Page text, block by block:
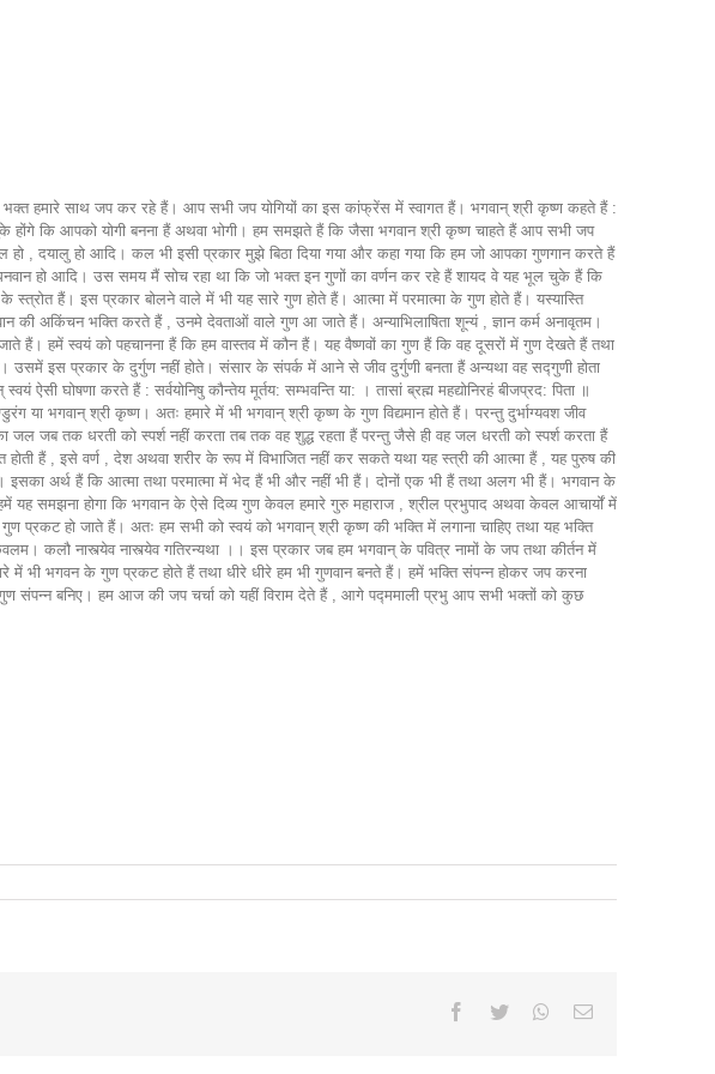
हमारे साथ जप कर रहे हैं। आप सभी जप योगियों का इस कांफ्रेंस में स्वागत हैं। भगवान् श्री कृष्ण कहते हैं :
कि आपको योगी बनना हैं अथवा भोगी। हम समझते हैं कि जैसा भगवान श्री कृष्ण चाहते हैं आप सभी जप
, दयालु हो आदि। कल भी इसी प्रकार मुझे बिठा दिया गया और कहा गया कि हम जो आपका गुणगान करते हैं
हो आदि। उस समय मैं सोच रहा था कि जो भक्त इन गुणों का वर्णन कर रहे हैं शायद वे यह भूल चुके हैं कि
हैं। इस प्रकार बोलने वाले में भी यह सारे गुण होते हैं। आत्मा में परमात्मा के गुण होते हैं। यस्यास्ति
की अकिंचन भक्ति करते हैं , उनमे देवताओं वाले गुण आ जाते हैं। अन्याभिलाषिता शून्यं , ज्ञान कर्म अनावृतम।
हैं। हमें स्वयं को पहचानना हैं कि हम वास्तव में कौन हैं। यह वैष्णवों का गुण हैं कि वह दूसरों में गुण देखते हैं तथा
इस प्रकार के दुर्गुण नहीं होते। संसार के संपर्क में आने से जीव दुर्गुणी बनता हैं अन्यथा वह सद्गुणी होता
ऐसी घोषणा करते हैं : सर्वयोनिषु कौन्तेय मूर्तय: सम्भवन्ति या: । तासां ब्रह्म महद्योनिरहं बीजप्रद: पिता ॥
या भगवान् श्री कृष्ण। अतः हमारे में भी भगवान् श्री कृष्ण के गुण विद्यमान होते हैं। परन्तु दुर्भाग्यवश जीव
जब तक धरती को स्पर्श नहीं करता तब तक वह शुद्ध रहता हैं परन्तु जैसे ही वह जल धरती को स्पर्श करता हैं
होती हैं , इसे वर्ण , देश अथवा शरीर के रूप में विभाजित नहीं कर सकते यथा यह स्त्री की आत्मा हैं , यह पुरुष की
अर्थ हैं कि आत्मा तथा परमात्मा में भेद हैं भी और नहीं भी हैं। दोनों एक भी हैं तथा अलग भी हैं। भगवान के
समझना होगा कि भगवान के ऐसे दिव्य गुण केवल हमारे गुरु महाराज , श्रील प्रभुपाद अथवा केवल आचार्यों में
प्रकट हो जाते हैं। अतः हम सभी को स्वयं को भगवान् श्री कृष्ण की भक्ति में लगाना चाहिए तथा यह भक्ति
कलौ नास्त्येव नास्त्येव गतिरन्यथा ।। इस प्रकार जब हम भगवान् के पवित्र नामों के जप तथा कीर्तन में
भी भगवन के गुण प्रकट होते हैं तथा धीरे धीरे हम भी गुणवान बनते हैं। हमें भक्ति संपन्न होकर जप करना
संपन्न बनिए। हम आज की जप चर्चा को यहीं विराम देते हैं , आगे पद्ममाली प्रभु आप सभी भक्तों को कुछ
Facebook
Twitter Whatsapp
Email